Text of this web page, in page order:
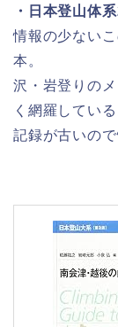
・日本登山体
情報の少ない
本。
沢・岩登りの
く網羅している
記録が古いの